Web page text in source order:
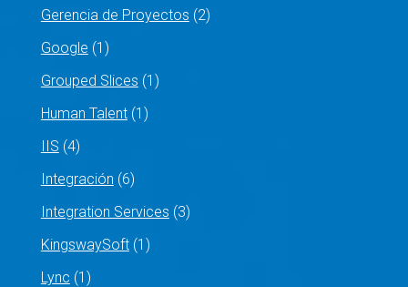
Gerencia de Proyectos (2)
Google (1)
Grouped Slices (1)
Human Talent(1)
IIS (4)
Integración (6)
Integration Services (3)
KingswaySoft(1)
Lync (1)